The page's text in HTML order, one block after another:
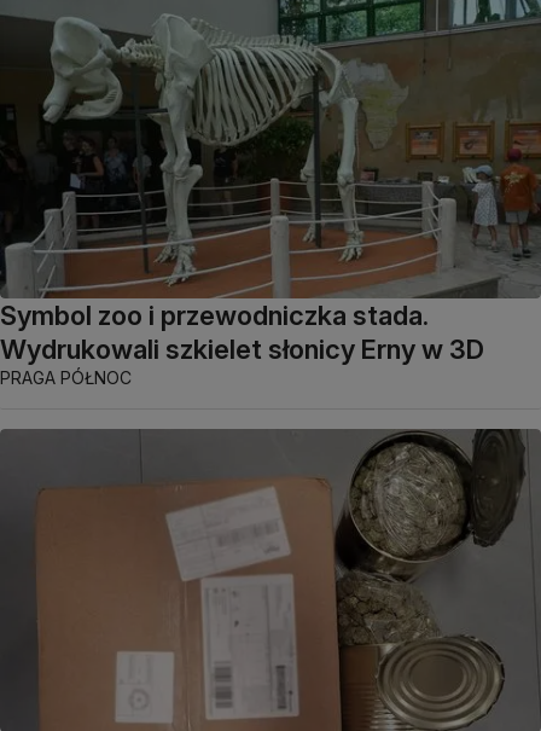
Symbol zoo i przewodniczka stada.
Wydrukowali szkielet słonicy Erny w 3D
PRAGA PÓŁNOC